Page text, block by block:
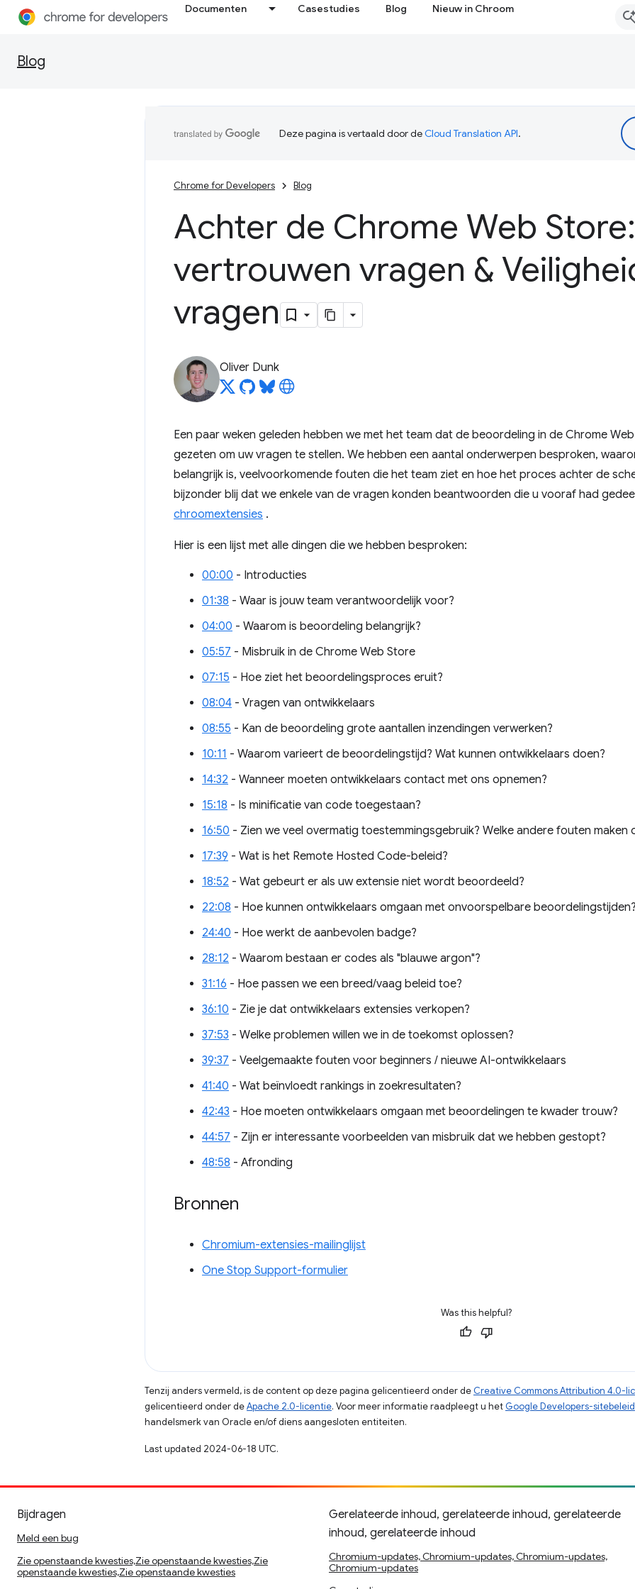
Documenten Casestudies Blog Nieuw in Chroom
Blog
Deze pagina is vertaald door deCloud Translation API.
Chrome for Developers Blog
Achter de Chrome Web Store:
vertrouwen vragen &
vragen
Oliver Dunk
Een paar weken geleden hebben we met het team dat de beoordeling in de Chrome
gezeten om uw vragen te stellen. We hebben een aantal onderwerpen besproken,
belangrijk is, veelvoorkomende fouten die het team ziet en hoe het proces achter de
bijzonder blij dat we enkele van de vragen konden beantwoorden die u vooraf had
chroomextensies .
Hier is een lijst met alle dingen die we hebben besproken:
00:00 - Introducties
01:38 - Waar is jouw team verantwoordelijk voor?
04:00 - Waarom is beoordeling belangrijk?
05:57 - Misbruik in de Chrome Web Store
07:15 - Hoe ziet het beoordelingsproces eruit?
08:04 - Vragen van ontwikkelaars
08:55 - Kan de beoordeling grote aantallen inzendingen verwerken?
10:11 - Waarom varieert de beoordelingstijd? Wat kunnen ontwikkelaars doen?
14:32 - Wanneer moeten ontwikkelaars contact met ons opnemen?
15:18 - Is minificatie van code toegestaan?
16:50 - Zien we veel overmatig toestemmingsgebruik? Welke andere fouten maken
17:39 - Wat is het Remote Hosted Code-beleid?
18:52 - Wat gebeurt er als uw extensie niet wordt beoordeeld?
22:08 - Hoe kunnen ontwikkelaars omgaan met onvoorspelbare beoordelingstijden?
24:40 - Hoe werkt de aanbevolen badge?
28:12 - Waarom bestaan ​​er codes als "blauwe argon"?
31:16 - Hoe passen we een breed/vaag beleid toe?
36:10 - Zie je dat ontwikkelaars extensies verkopen?
37:53 - Welke problemen willen we in de toekomst oplossen?
39:37 - Veelgemaakte fouten voor beginners / nieuwe AI-ontwikkelaars
41:40 - Wat beïnvloedt rankings in zoekresultaten?
42:43 - Hoe moeten ontwikkelaars omgaan met beoordelingen te kwader trouw?
44:57 - Zijn er interessante voorbeelden van misbruik dat we hebben gestopt?
48:58 - Afronding
Bronnen
Chromium-extensies-mailinglijst
One Stop Support-formulier
Was this helpful?
Tenzij anders vermeld, is de content op deze pagina gelicentieerd onder de Creative Commons Attribution 4.0-
gelicentieerd onder deApache 2.0-licentie. Voor meer informatie raadpleegt u het Google Developers-sitebeleid
handelsmerk van Oracle en/of diens aangesloten entiteiten.
Last updated 2024-06-18 UTC.
Bijdragen
Meld een bug
Zie openstaande kwesties,Zie openstaande kwesties,Zie
openstaande kwesties,Zie openstaande kwesties
Gerelateerde inhoud, gerelateerde inhoud, gerelateerde
inhoud, gerelateerde inhoud
Chromium-updates, Chromium-updates, Chromium-updates,
Chromium-updates